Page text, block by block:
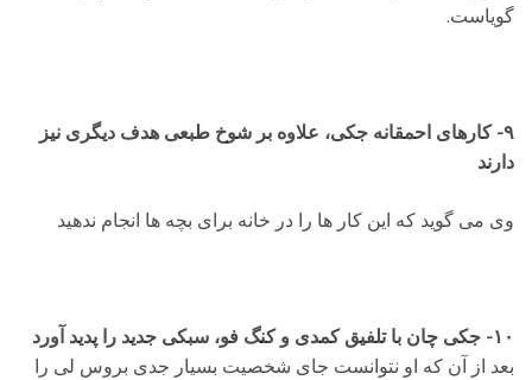
گویاست.
۹- کارهای احمقانه جکی، علاوه بر شوخ طبعی هدف دیگری نیز
دارند
وی می گوید که این کار ها را در خانه برای بچه ها انجام ندهید
۱۰- جکی چان با تلفیق کمدی و کنگ فو، سبکی جدید را پدید آورد
بعد از آن که او نتوانست جای شخصیت بسیار جدی بروس لی را